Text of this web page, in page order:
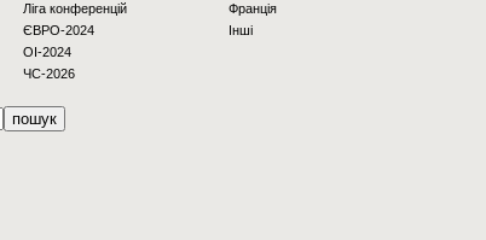
Ліга конференцій
ЄВРО-2024
OI-2024
ЧС-2026
Франція
Інші